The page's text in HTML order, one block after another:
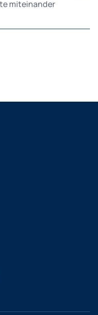
miteinander